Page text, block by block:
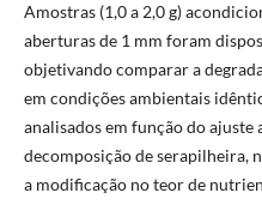
Amostras (1,0 a 2,0 g)
aberturas de 1 mm foram
objetivando comparar a
em condições ambientais
analisados em função do ajuste
decomposição de serapilheira,
a modificação no teor de